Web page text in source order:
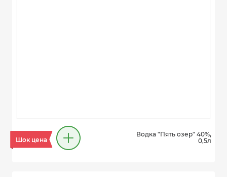
Шок цена
Водка "Пять озер" 40%,
0,5л